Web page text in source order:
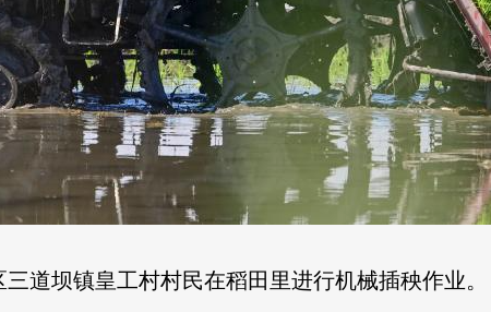
道坝镇皇工村村民在稻田里进行机械插秧作业。